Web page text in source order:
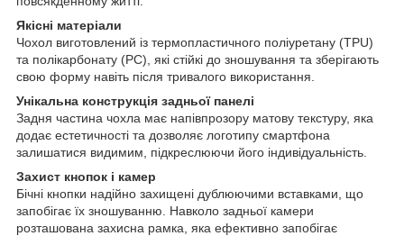
Якісні матеріали
Чохол виготовлений із термопластичного поліуретану (TPU)
та полікарбонату (PC), які стійкі до зношування та зберігають
свою форму навіть після тривалого використання.
Унікальна конструкція задньої панелі
Задня частина чохла має напівпрозору матову текстуру, яка
додає естетичності та дозволяє логотипу смартфона
залишатися видимим, підкреслюючи його індивідуальність.
Захист кнопок і камер
Бічні кнопки надійно захищені дублюючими вставками, що
запобігає їх зношуванню. Навколо задньої камери
розташована захисна рамка, яка ефективно запобігає